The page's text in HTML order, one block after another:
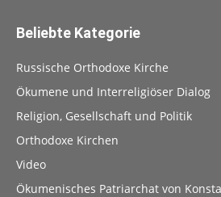
Beliebte Kategorie
Russische Orthodoxe Kirche
Ökumene und Interreligiöser Dialog
Religion, Gesellschaft und Politik
Orthodoxe Kirchen
Video
Ökumenisches Patriarchat von